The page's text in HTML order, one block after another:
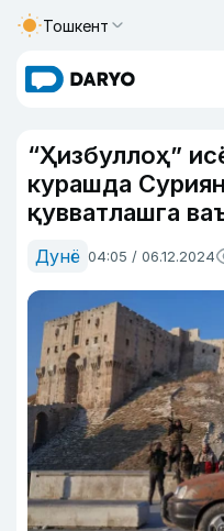
Тошкент
“Ҳизбуллоҳ”
курашда
қувватлашга
Дунё 04:05 / 06.12.2024